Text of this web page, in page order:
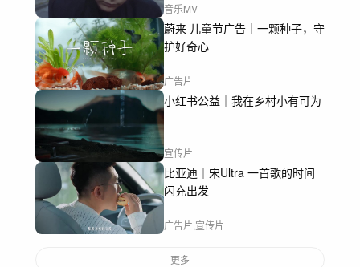
音乐MV
蔚来 儿童节广告｜一颗种子，守
护好奇心
广告片
小红书公益｜我在乡村小有可为
宣传片
比亚迪｜宋Ultra 一首歌的时间
闪充出发
广告片,宣传片
更多